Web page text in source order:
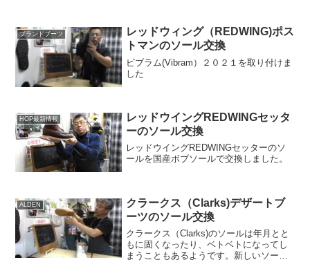
ブランドブーツ
レッドウィング（REDWING)ポス
トマンのソール交換
ビブラム(Vibram）２０２１を取り付けま
した
HOP最新情報
レッドウイングREDWINGセッタ
ーのソール交換
レッドウイングREDWINGセッターのソ
ールを国産ボブソールで交換しました。
ALDEN
クラークス（Clarks)デザートブ
ーツのソール交換
クラークス（Clarks)のソールは年月とと
もに固くなったり、ベトベトになってし
まうこともあるようです。新しいソール